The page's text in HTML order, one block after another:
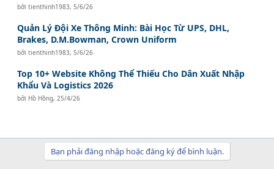
bởitienthinh1983, 5/6/26
Quản Lý Đội Xe Thông Minh: Bài Học Từ UPS, DHL,
Brakes, D.M.Bowman, Crown Uniform
bởitienthinh1983, 5/6/26
Top 10+ Website Không Thể Thiếu Cho Dân Xuất Nhập
Khẩu Và Logistics 2026
bởi Hồ Hồng, 25/4/26
Bạn phải đăng nhập hoặc đăng ký để bình luận.